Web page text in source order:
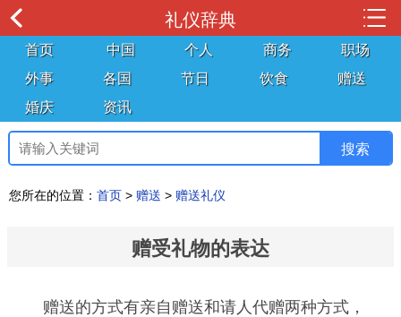
礼仪辞典
首页 中国 个人 商务
职场
外事
各国 节日 饮食
赠送
婚庆
资讯
您所在的位置： 首页 > 赠送 > 赠送礼仪
赠受礼物的表达
赠送的方式有亲自赠送和请人代赠两种方式，